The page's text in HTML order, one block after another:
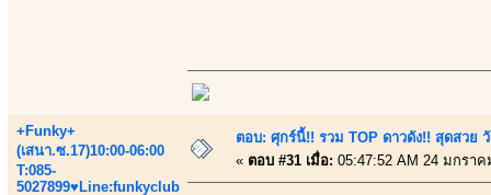
+Funky+
(เสนา.ซ.17)10:00-06:00
T:085-
5027899♥Line:funkyclub
ตอบ: ศุกร์นี้!! รวม TOP ดาวดัง!! สุดสวย
« ตอบ #31 เมื่อ: 05:47:52 AM 24 มกราค